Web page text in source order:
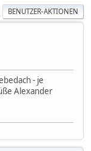
BENUTZER-AKTIONEN
- je
Alexander